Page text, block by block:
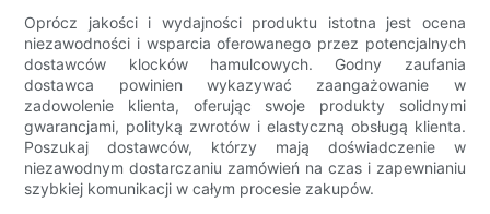
Oprócz jakości i wydajności produktu istotna jest ocena
niezawodności i wsparcia oferowanego przez potencjalnych
dostawców klocków hamulcowych. Godny zaufania
dostawca powinien wykazywać zaangażowanie w
zadowolenie klienta, oferując swoje produkty solidnymi
gwarancjami, polityką zwrotów i elastyczną obsługą klienta.
Poszukaj dostawców, którzy mają doświadczenie w
niezawodnym dostarczaniu zamówień na czas i zapewnianiu
szybkiej komunikacji w całym procesie zakupów.